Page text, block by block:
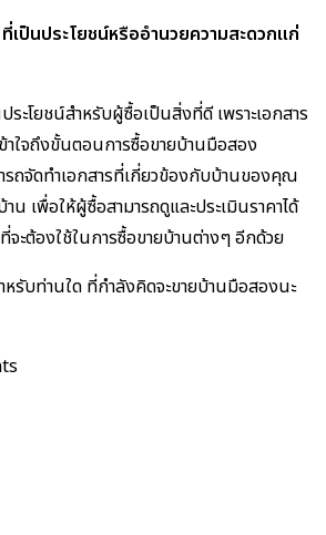
เป็นประโยชน์หรืออำนวยความสะดวกแก่
ระโยชน์สำหรับผู้ซื้อเป็นสิ่งที่ดี เพราะเอกสาร
าใจถึงขั้นตอนการซื้อขายบ้านมือสอง
ถจัดทำเอกสารที่เกี่ยวข้องกับบ้านของคุณ
น เพื่อให้ผู้ซื้อสามารถดูและประเมินราคาได้
จะต้องใช้ในการซื้อขายบ้านต่างๆ อีกด้วย
หรับท่านใด ที่กำลังคิดจะขายบ้านมือสองนะ